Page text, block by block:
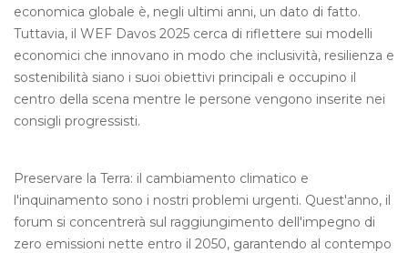
economica globale è, negli ultimi anni, un dato di fatto.
Tuttavia, il WEF Davos 2025 cerca di riflettere sui modelli
economici che innovano in modo che inclusività, resilienza e
sostenibilità siano i suoi obiettivi principali e occupino il
centro della scena mentre le persone vengono inserite nei
consigli progressisti.
Preservare la Terra: il cambiamento climatico e
l'inquinamento sono i nostri problemi urgenti. Quest'anno, il
forum si concentrerà sul raggiungimento dell'impegno di
zero emissioni nette entro il 2050, garantendo al contempo